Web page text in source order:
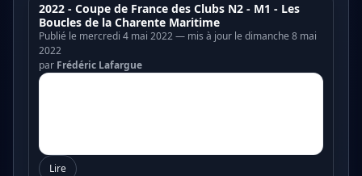
2022 - Coupe de France des Clubs N2 - M1 - Les
Boucles de la Charente Maritime
Publié le mercredi 4 mai 2022 — mis à jour le dimanche 8 mai
2022
par Frédéric Lafargue
Lire